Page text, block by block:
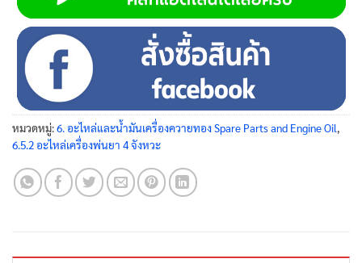
หมวดหมู่:6. อะไหล่และน้ำมันเครื่องควายทอง Spare Parts and Engine Oil
6.5.2 อะไหล่เครื่องพ่นยา 4 จังหวะ